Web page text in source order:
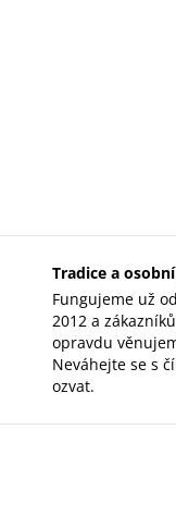
Tradice a
Fungujeme už
2012 a
opravdu
Neváhejte se s
ozvat.